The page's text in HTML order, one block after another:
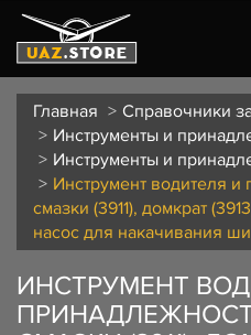
Главная Справочники
Инструменты и
Инструменты и
Инструмент водителя
смазки (3911), домкрат
насос для накачивания
ИНСТРУМЕНТ